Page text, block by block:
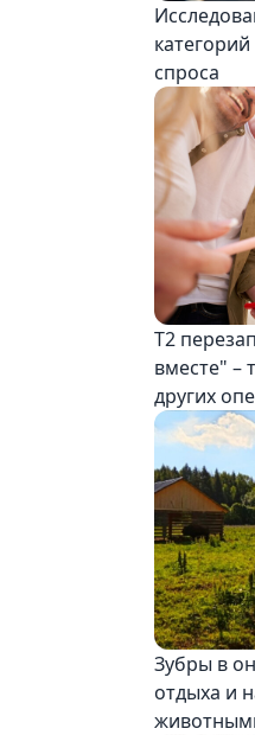
спроса
Т2
вместе" –
других
Зубры в
отдыха и